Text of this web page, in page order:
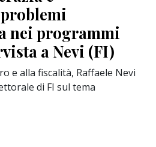
nei programmi
a Nevi (FI)
e alla fiscalità, Raffaele Nevi
di FI sul tema